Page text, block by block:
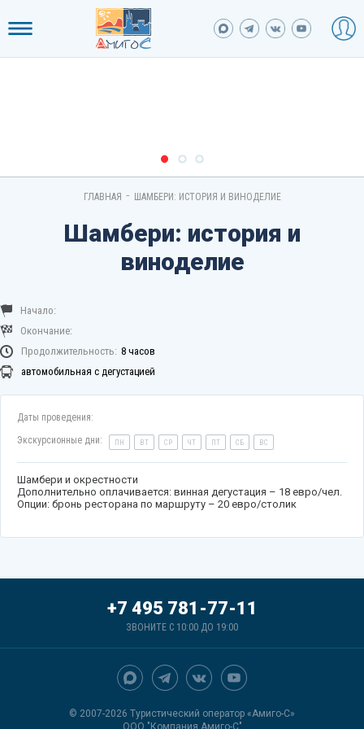
ГЛАВНАЯ - ШАМБЕРИ: ИСТОРИЯ И ВИНОДЕЛИЕ
Шамбери: история и
виноделие
Начало:
Окончание:
Продолжительность: 8 часов
автомобильная с дегустацией
Даты проведения:
Экскурсионные дни:
ПН ВТ СР ЧТ ПТ СБ ВС
Шамбери и окрестности
Дополнительно оплачивается: винная дегустация – 18 евро/чел.
Опции: бронь ресторана по маршруту – 20 евро/столик
© 2007-2026 Туристический оператор «Амиго-С»
ООО "Компания Амиго-С"
+7 495 781-77-11
ЗВОНИТЕ С 10:00 ДО 19:00